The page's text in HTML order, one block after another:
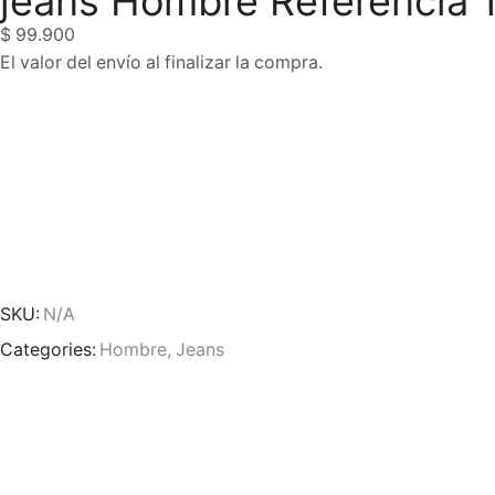
$ 99.900
El valor del envío al finalizar la compra.
SKU: N/A
Categories: Hombre, Jeans